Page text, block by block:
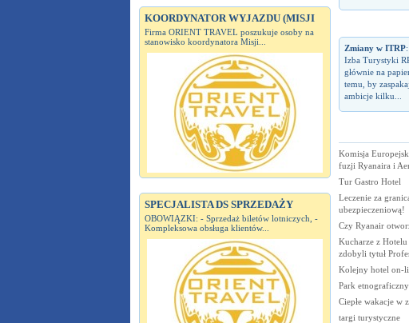
KOORDYNATOR WYJAZDU (MISJI
Firma ORIENT TRAVEL poszukuje osoby na
stanowisko koordynatora Misji...
SPECJALISTA DS SPRZEDAŻY
OBOWIĄZKI: - Sprzedaż biletów lotniczych, -
Kompleksowa obsługa klientów...
Zmiany w ITRP:
Izba Turystyki
głównie na
temu, by
ambicje kilku...
Komisja
fuzji Ryanaira i
Tur Gastro Hotel
Leczenie za
ubezpieczeniową!
Czy Ryanair
Kucharze z
zdobyli tytuł
Kolejny hotel on-
Park
Ciepłe wakacje w
targi turystyczne